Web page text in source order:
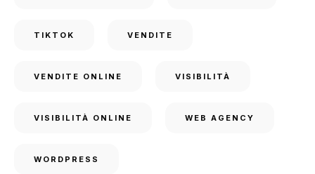
TIKTOK VENDITE
VENDITE ONLINE VISIBILITÀ
VISIBILITÀ ONLINE WEB AGENCY
WORDPRESS